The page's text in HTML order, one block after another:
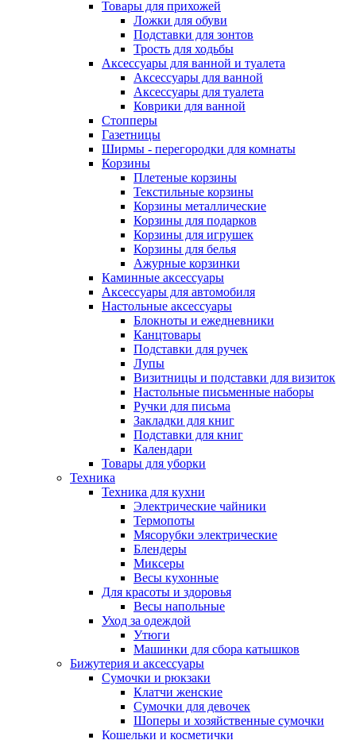
Товары для прихожей
Ложки для обуви
Подставки для зонтов
Трость для ходьбы
Аксессуары для ванной и туалета
Аксессуары для ванной
Аксессуары для туалета
Коврики для ванной
Стопперы
Газетницы
Ширмы - перегородки для комнаты
Корзины
Плетеные корзины
Текстильные корзины
Корзины металлические
Корзины для подарков
Корзины для игрушек
Корзины для белья
Ажурные корзинки
Каминные аксессуары
Аксессуары для автомобиля
Настольные аксессуары
Блокноты и ежедневники
Канцтовары
Подставки для ручек
Лупы
Визитницы и подставки для визиток
Настольные письменные наборы
Ручки для письма
Закладки для книг
Подставки для книг
Календари
Товары для уборки
Техника
Техника для кухни
Электрические чайники
Термопоты
Мясорубки электрические
Блендеры
Миксеры
Весы кухонные
Для красоты и здоровья
Весы напольные
Уход за одеждой
Утюги
Машинки для сбора катышков
Бижутерия и аксессуары
Сумочки и рюкзаки
Клатчи женские
Сумочки для девочек
Шоперы и хозяйственные сумочки
Кошельки и косметички